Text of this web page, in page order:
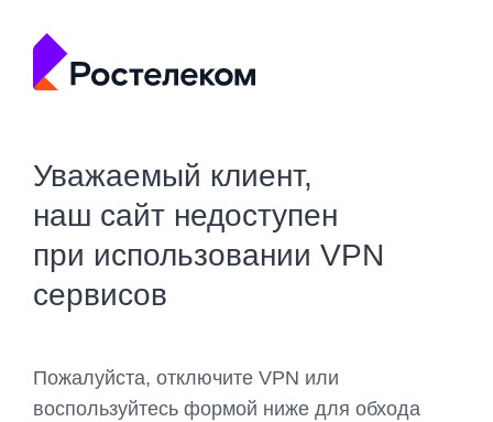
Уважаемый клиент,
наш сайт недоступен
при использовании VPN
сервисов
Пожалуйста, отключите VPN или
воспользуйтесь формой ниже для обхода